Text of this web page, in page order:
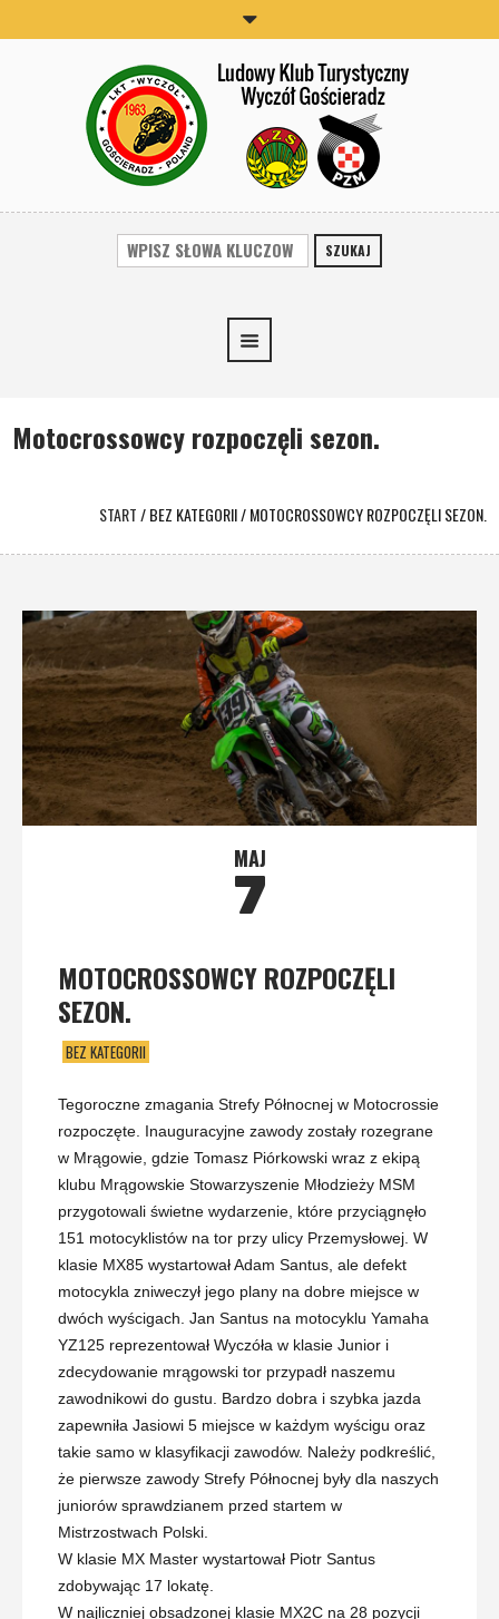
SZUKAJ
Motocrossowcy rozpoczęli sezon.
START/BEZ KATEGORII/MOTOCROSSOWCY ROZPOCZĘLI SEZON.
MAJ
7
MOTOCROSSOWCY ROZPOCZĘLI
SEZON.
BEZ KATEGORII
Tegoroczne zmagania Strefy Północnej w Motocrossie
rozpoczęte. Inauguracyjne zawody zostały rozegrane
w Mrągowie, gdzie Tomasz Piórkowski wraz z ekipą
klubu Mrągowskie Stowarzyszenie Młodzieży MSM
przygotowali świetne wydarzenie, które przyciągnęło
151 motocyklistów na tor przy ulicy Przemysłowej. W
klasie MX85 wystartował Adam Santus, ale defekt
motocykla zniweczył jego plany na dobre miejsce w
dwóch wyścigach. Jan Santus na motocyklu Yamaha
YZ125 reprezentował Wyczóła w klasie Junior i
zdecydowanie mrągowski tor przypadł naszemu
zawodnikowi do gustu. Bardzo dobra i szybka jazda
zapewniła Jasiowi 5 miejsce w każdym wyścigu oraz
takie samo w klasyfikacji zawodów. Należy podkreślić,
że pierwsze zawody Strefy Północnej były dla naszych
juniorów sprawdzianem przed startem w
Mistrzostwach Polski.
W klasie MX Master wystartował Piotr Santus
zdobywając 17 lokatę.
W najliczniej obsadzonej klasie MX2C na 28 pozycji